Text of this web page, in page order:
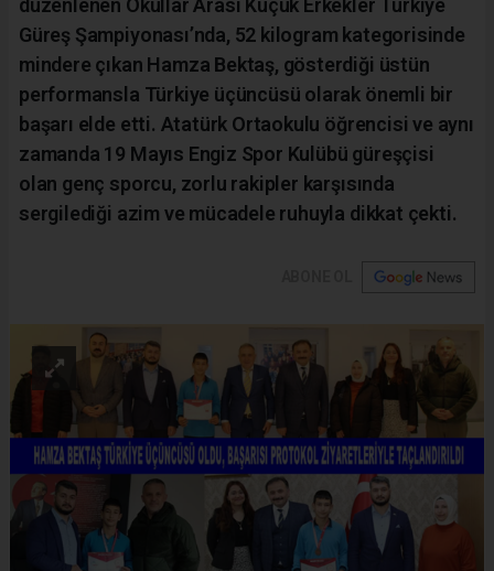
düzenlenen Okullar Arası Küçük Erkekler Türkiye
Güreş Şampiyonası’nda, 52 kilogram kategorisinde
mindere çıkan Hamza Bektaş, gösterdiği üstün
performansla Türkiye üçüncüsü olarak önemli bir
başarı elde etti. Atatürk Ortaokulu öğrencisi ve aynı
zamanda 19 Mayıs Engiz Spor Kulübü güreşçisi
olan genç sporcu, zorlu rakipler karşısında
sergilediği azim ve mücadele ruhuyla dikkat çekti.